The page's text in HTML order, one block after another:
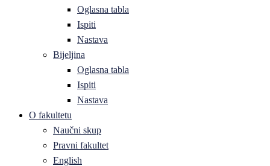
Oglasna tabla
Ispiti
Nastava
Bijeljina
Oglasna tabla
Ispiti
Nastava
O fakultetu
Naučni skup
Pravni fakultet
English